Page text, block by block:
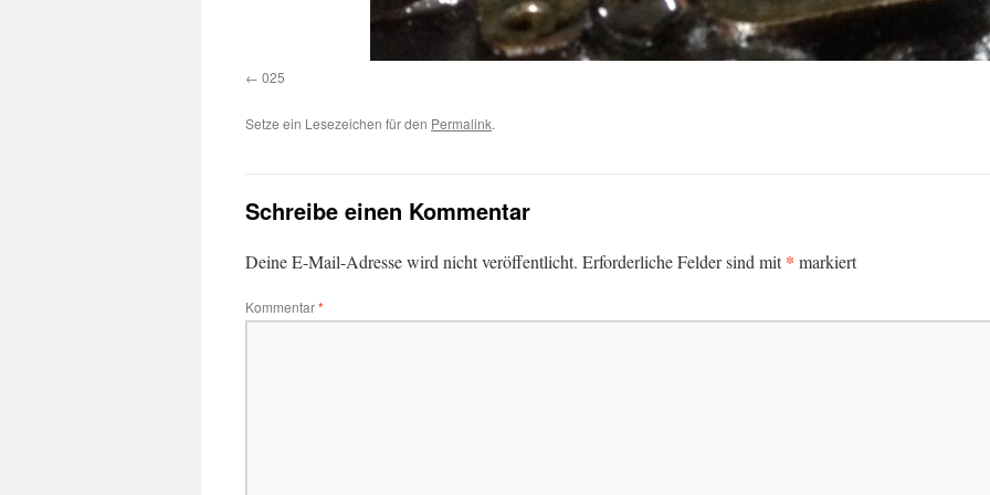
025
Setze ein Lesezeichen für den Permalink.
Schreibe einen Kommentar
Deine E-Mail-Adresse wird nicht veröffentlicht. Erforderliche Felder sind mit* markiert
Kommentar*